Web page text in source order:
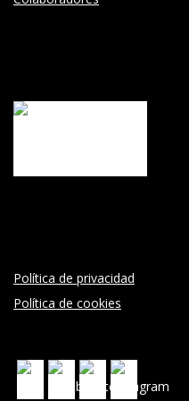
Política de privacidad
Política de cookies